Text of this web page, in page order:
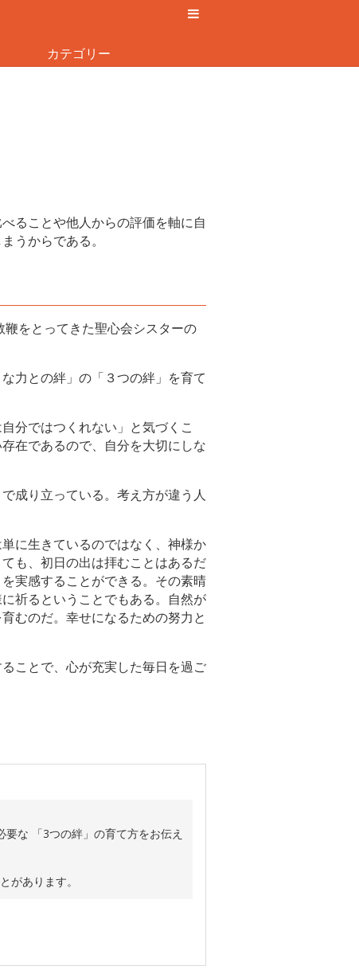
カテゴリー
ることや他人からの評価を軸に自
うからである。
鞭をとってきた聖心会シスターの
力との絆」の「３つの絆」を育て
分ではつくれない」と気づくこ
在であるので、自分を大切にしな
成り立っている。考え方が違う人
に生きているのではなく、神様か
も、初日の出は拝むことはあるだ
実感することができる。その素晴
祈るということでもある。自然が
むのだ。幸せになるための努力と
ことで、心が充実した毎日を過ご
な 「3つの絆」の育て方をお伝え
があります。